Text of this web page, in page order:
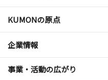
KUMONの原点
企業情報
事業・活動の広がり